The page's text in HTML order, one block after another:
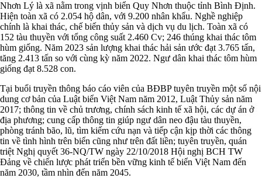
Nhơn Lý là xã nằm trong vịnh biển Quy Nhơn thuộc tỉnh Bình Định.
Hiện toàn xã có 2.054 hộ dân, với 9.200 nhân khẩu. Nghề nghiệp
chính là khai thác, chế biến thủy sản và dịch vụ du lịch. Toàn xã có
152 tàu thuyền với tổng công suất 2.460 Cv; 246 thúng khai thác tôm
hùm giống. Năm 2023 sản lượng khai thác hải sản ước đạt 3.765 tấn,
tăng 2.413 tấn so với cùng kỳ năm 2022. Ngư dân khai thác tôm hùm
giống đạt 8.528 con.
Tại buổi truyền thông báo cáo viên của BĐBP tuyên truyền một số nội
dung cơ bản của Luật biển Việt Nam năm 2012, Luật Thủy sản năm
2017; thông tin về chủ trương, chính sách kinh tế xã hội, các dự án ở
địa phương; cung cấp thông tin giúp ngư dân neo đậu tàu thuyền,
phòng tránh bão, lũ, tìm kiếm cứu nạn và tiếp cận kịp thời các thông
tin về tình hình trên biển cũng như trên đất liền; tuyên truyền, quán
triệt Nghị quyết 36-NQ/TW ngày 22/10/2018 Hội nghị BCH TW
Đảng về chiến lược phát triển bền vững kinh tế biển Việt Nam đến
năm 2030, tầm nhìn đến năm 2045.